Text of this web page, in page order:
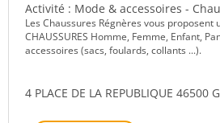
Activité : Mode & accessoires -
Les Chaussures Régnères vous proposent
CHAUSSURES Homme, Femme, Enfant,
accessoires (sacs, foulards, collants ...).
4 PLACE DE LA REPUBLIQUE 46500